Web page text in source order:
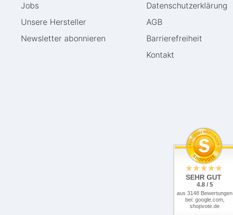
Jobs
Unsere Hersteller
Newsletter abonnieren
Daten­schutz­erklärung
AGB
Barrierefreiheit
Kontakt
SEHR GUT
4.8 / 5
aus 3148 Bewertungen
bei: google.com,
shopvote.de